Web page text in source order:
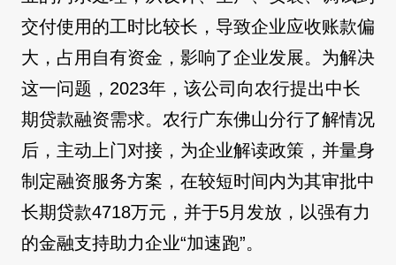
交付使用的工时比较长，导致企业应收账款偏
大，占用自有资金，影响了企业发展。为解决
这一问题，2023年，该公司向农行提出中长
期贷款融资需求。农行广东佛山分行了解情况
后，主动上门对接，为企业解读政策，并量身
制定融资服务方案，在较短时间内为其审批中
长期贷款4718万元，并于5月发放，以强有力
的金融支持助力企业“加速跑”。